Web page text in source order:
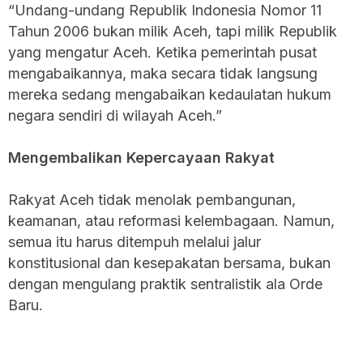
“Undang-undang Republik Indonesia Nomor 11
Tahun 2006 bukan milik Aceh, tapi milik Republik
yang mengatur Aceh. Ketika pemerintah pusat
mengabaikannya, maka secara tidak langsung
mereka sedang mengabaikan kedaulatan hukum
negara sendiri di wilayah Aceh.”
Mengembalikan Kepercayaan Rakyat
Rakyat Aceh tidak menolak pembangunan,
keamanan, atau reformasi kelembagaan. Namun,
semua itu harus ditempuh melalui jalur
konstitusional dan kesepakatan bersama, bukan
dengan mengulang praktik sentralistik ala Orde
Baru.